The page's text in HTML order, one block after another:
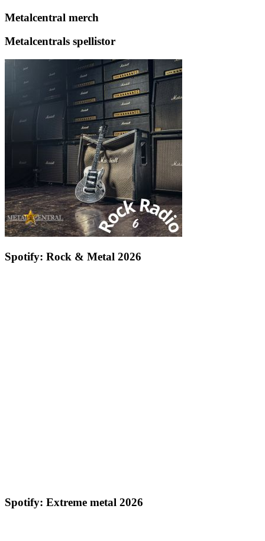
Metalcentral merch
Metalcentrals spellistor
Spotify: Rock & Metal 2026
Spotify: Extreme metal 2026